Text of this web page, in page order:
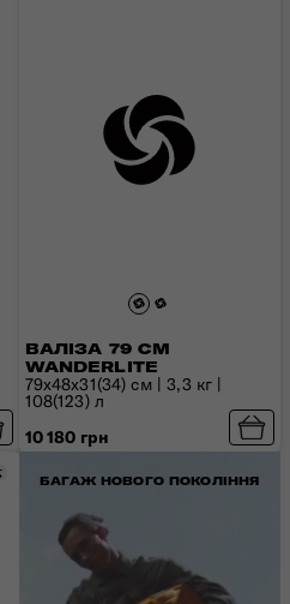
ВАЛІЗА 79 СМ
WANDERLITE
79x48x31(34) см | 3,3 кг |
108(123) л
10 180 грн
ПорівнятиБАГАЖ НОВОГО ПОКОЛІННЯ